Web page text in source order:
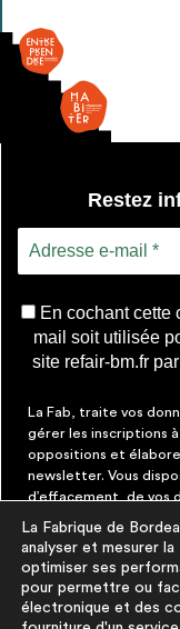
Restez
En cochant cette
mail soit utilisée
site refair-bm.fr
La Fab, traite vos
gérer les inscriptions
oppositions et
newsletter. Vous
d’effacement, de vos
moment faire cesser
désinscription figurant
exercer ces droits
bm.fr. Pour en savoir
cliquezici
La Fabrique de
analyser et mesurer
optimiser ses
pour permettre ou
électronique et des